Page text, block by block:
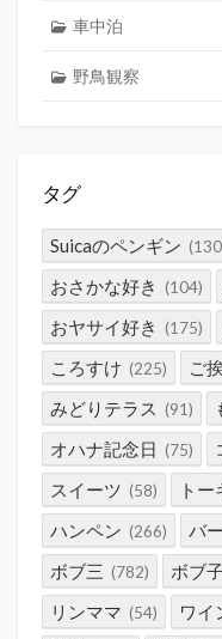
車中泊
野鳥観察
タグ
Suicaのペンギン
おさかな好き (104)
おヤサイ好き (175)
ころすけ (225) ご
みどりテラス (91)
オハナ記念日 (75)
スイーツ (58) トー
ハンペン (266) バ
ボブ三 (782) ボブ
リンママ (54) ワイ